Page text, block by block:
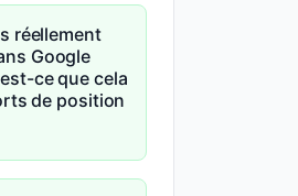
réellement
Google
ce que cela
de position